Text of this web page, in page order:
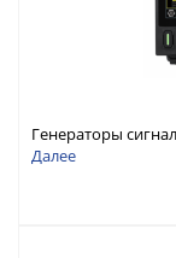
Генераторы
Pro с
Далее